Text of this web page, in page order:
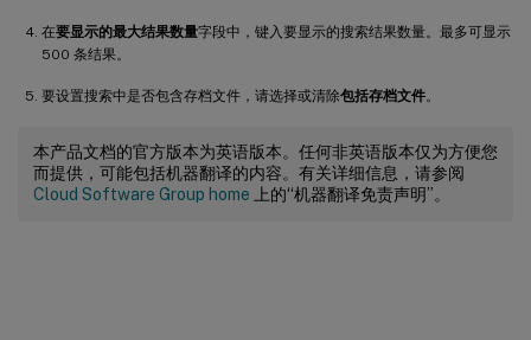
在要显示的最大结果数量字段中，键入要显示的搜索结果数量。最多可显示
500 条结果。
要设置搜索中是否包含存档文件，请选择或清除包括存档文件。
本产品文档的官方版本为英语版本。任何非英语版本仅为方便您
而提供，可能包括机器翻译的内容。有关详细信息，请参阅
Cloud Software Group home 上的“机器翻译免责声明”。